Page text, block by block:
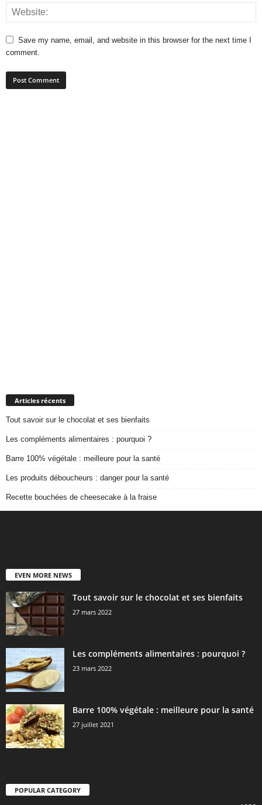
Save my name, email, and website in this browser for the next time I
comment.
Articles récents
Tout savoir sur le chocolat et ses bienfaits
Les compléments alimentaires : pourquoi ?
Barre 100% végétale : meilleure pour la santé
Les produits déboucheurs : danger pour la santé
Recette bouchées de cheesecake à la fraise
EVEN MORE NEWS
Tout savoir sur le chocolat et ses bienfaits
27 mars 2022
Les compléments alimentaires : pourquoi ?
23 mars 2022
Barre 100% végétale : meilleure pour la santé
27 juillet 2021
POPULAR CATEGORY